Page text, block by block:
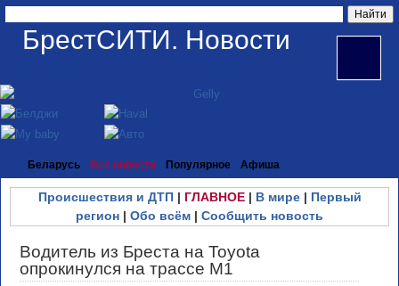
БрестСИТИ. Новости
Беларусь Все новости Популярное Афиша
Происшествия и ДТП| ГЛАВНОЕ| В мире| Первый
регион | Обо всём | Сообщить новость
Водитель из Бреста на Toyota
опрокинулся на трассе М1